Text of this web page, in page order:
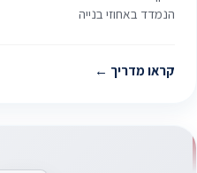
הנמדד באחוזי בנייה
קראו מדריך